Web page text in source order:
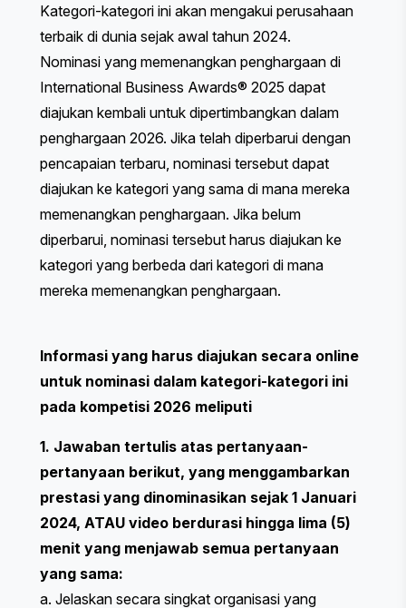
Kategori-kategori ini akan mengakui perusahaan
terbaik di dunia sejak awal tahun 2024.
Nominasi yang memenangkan penghargaan di
International Business Awards® 2025 dapat
diajukan kembali untuk dipertimbangkan dalam
penghargaan 2026. Jika telah diperbarui dengan
pencapaian terbaru, nominasi tersebut dapat
diajukan ke kategori yang sama di mana mereka
memenangkan penghargaan. Jika belum
diperbarui, nominasi tersebut harus diajukan ke
kategori yang berbeda dari kategori di mana
mereka memenangkan penghargaan.
Informasi yang harus diajukan secara online
untuk nominasi dalam kategori-kategori ini
pada kompetisi 2026 meliputi
1. Jawaban tertulis atas pertanyaan-
pertanyaan berikut, yang menggambarkan
prestasi yang dinominasikan sejak 1 Januari
2024, ATAU video berdurasi hingga lima (5)
menit yang menjawab semua pertanyaan
yang sama:
a. Jelaskan secara singkat organisasi yang